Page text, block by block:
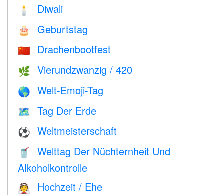
🕯 Diwali
🎂 Geburtstag
🇨🇳 Drachenbootfest
🌿 Vierundzwanzig / 420
🌎 Welt-Emoji-Tag
🗺️ Tag Der Erde
⚽ Weltmeisterschaft
🥤
Welttag Der Nüchternheit Und
Alkoholkontrolle
👰 Hochzeit / Ehe